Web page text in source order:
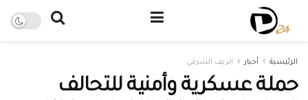
الرئيسية أخبار الريف الشرقي
حملة عسكرية وأمنية للتحالف